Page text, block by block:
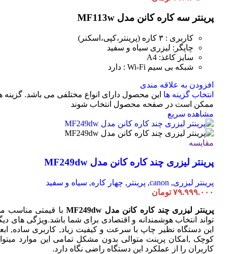
پرینتر سه کاره کانن مدل MF113w
کاربری : ۳ کاره (پرینتر،کپی،اسکنر)
چاپگر: لیزری سیاه و سفید
سایز کاغذ: A4
شبکه بی سیم Wi-Fi : دارد
افزودن به علاقه مندی
انتخاب گزینه ها این محصول دارای انواع مختلفی می باشد. گزینه
ممکن است در صفحه محصول انتخاب شوند
مشاهده سریع
مقایسه
پرینتر لیزری چند کاره کانن مدل MF249dw
پرینتر لیزری,
canon
, پرینتر , چهار کاره, سیاه و سفید
۷۹.۹۹۹.۰۰۰ تومان
پرینتر لیزری چند کاره کانن مدل MF249dw
با قیمتی مناسب
تواند انتخاب هوشمندانه و اقتصادی برای شما باشد.ویژگی های
این دستگاه نظیر چاپ با سرعت و کیفیت زیاد, کاربری ساده,
کوچک ,امکان پرینت متوالی بدون مشکل تمامی این موارد
کاربران را از عملکرد این دستگاه راضی نگاه دارد.